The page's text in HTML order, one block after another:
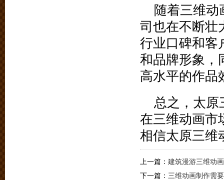
随着三维
司也在不断壮
行业口碑和客
和品牌形象，
高水平的作品
总之，太原
在三维动画市
相信太原三维
上一篇： 建筑漫游三维动
下一篇： 三维动画制作需